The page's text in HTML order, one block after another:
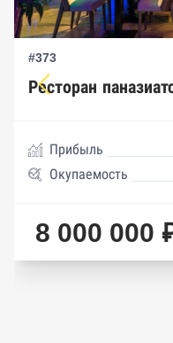
#373
Ресторан
Прибыль
Окупаемость
8 000 000